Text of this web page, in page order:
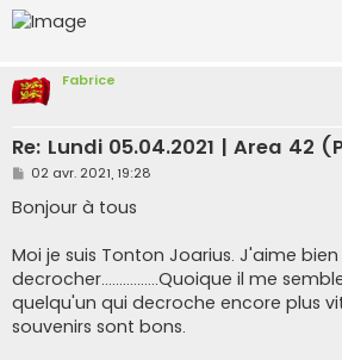
Fabrice
Re: Lundi 05.04.2021 | Area 42
M
s
s
g
e
02 avr. 2021, 19:28
Bonjour à tous
Moi je suis Tonton Joarius. J'aime bien
decrocher................Quoique il me
quelqu'un qui decroche encore plus
souvenirs sont bons.